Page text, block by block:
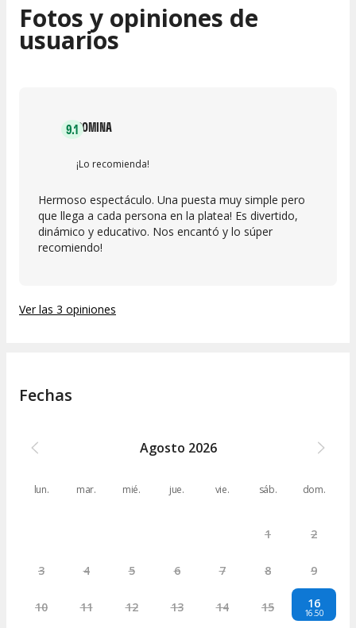
Fotos y opiniones de
usuarios
9.1ROMINA
¡Lo recomienda!
Hermoso espectáculo. Una puesta muy simple pero
que llega a cada persona en la platea! Es divertido,
dinámico y educativo. Nos encantó y lo súper
recomiendo!
Ver las 3 opiniones
Fechas
Agosto 2026
lun. mar. mié. jue. vie. sáb. dom.
1 2
3 4 5 6 7 8 9
10 11 12 13 14 15 16
16.50